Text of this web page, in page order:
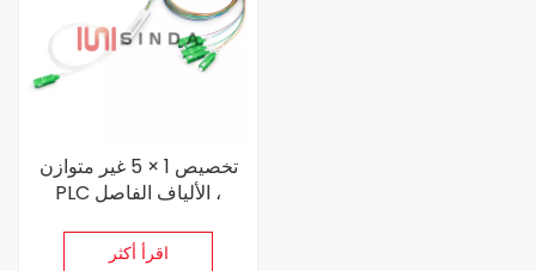
تخصيص 1 × 5 غير متوازن
PLC الألياف الفاصل ،
اقرأ أكثر